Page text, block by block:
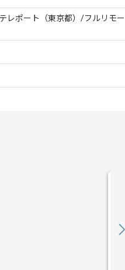
レポート（東京都）/フルリモー